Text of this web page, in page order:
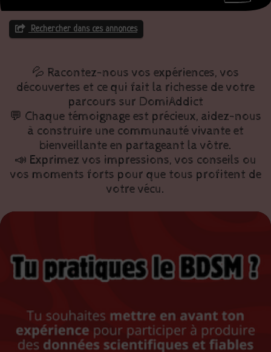
Rechercher dans ces annonces
💦 Racontez-nous vos expériences, vos
découvertes et ce qui fait la richesse de votre
parcours sur DomiAddict
💬 Chaque témoignage est précieux, aidez-nous
à construire une communauté vivante et
bienveillante en partageant la vôtre.
📣 Exprimez vos impressions, vos conseils ou
vos moments forts pour que tous profitent de
votre vécu.